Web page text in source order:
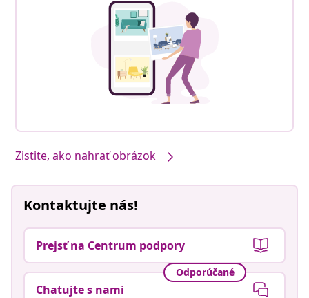
Zistite, ako nahrať obrázok
Kontaktujte nás!
Prejsť na Centrum podpory
Odporúčané
Chatujte s nami